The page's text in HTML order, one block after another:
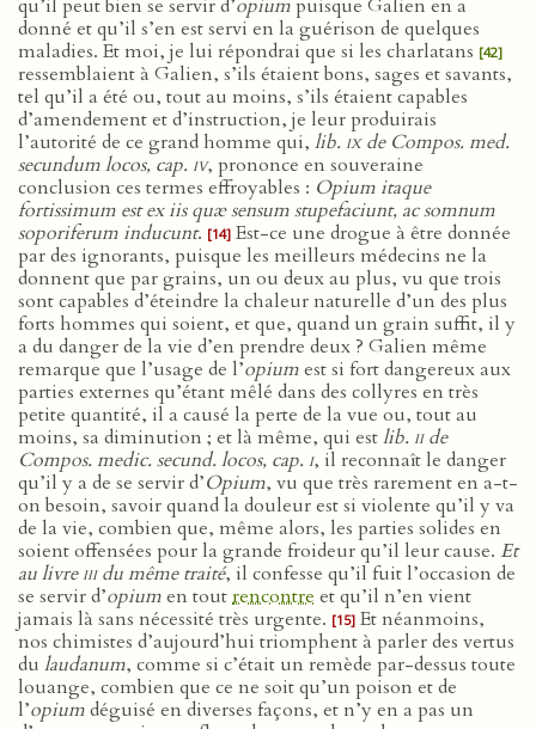
qu’il peut bien se servir d’opiumpuisque Galien en a
donné et qu’il s’en est servi en la guérison de quelques
maladies. Et moi, je lui répondrai que si les charlatans [42]
ressemblaient à Galien, s’ils étaient bons, sages et savants,
tel qu’il a été ou, tout au moins, s’ils étaient capables
d’amendement et d’instruction, je leur produirais
l’autorité de ce grand homme qui, lib. ixde Compos. med.
secundum locos, cap. iv, prononce en souveraine
conclusion ces termes effroyables : Opium itaque
fortissimum est ex iis quæ sensum stupefaciunt, ac somnum
soporiferum inducunt. [14] Est-ce une drogue à être donnée
par des ignorants, puisque les meilleurs médecins ne la
donnent que par grains, un ou deux au plus, vu que trois
sont capables d’éteindre la chaleur naturelle d’un des plus
forts hommes qui soient, et que, quand un grain suffit, il y
a du danger de la vie d’en prendre deux ? Galien même
remarque que l’usage de l’opiumest si fort dangereux aux
parties externes qu’étant mêlé dans des collyres en très
petite quantité, il a causé la perte de la vue ou, tout au
moins, sa diminution ; et là même, qui estlib. iide
Compos. medic. secund. locos, cap. i, il reconnaît le danger
qu’il y a de se servir d’Opium, vu que très rarement en a-t-
on besoin, savoir quand la douleur est si violente qu’il y va
de la vie, combien que, même alors, les parties solides en
soient offensées pour la grande froideur qu’il leur cause. Et
au livreiiidu même traité, il confesse qu’il fuit l’occasion de
se servir d’opiumen toutrencontre et qu’il n’en vient
jamais là sans nécessité très urgente. [15] Et néanmoins,
nos chimistes d’aujourd’hui triomphent à parler des vertus
du laudanum, comme si c’était un remède par-dessus toute
louange, combien que ce ne soit qu’un poison et de
l’opiumdéguisé en diverses façons, et n’y en a pas un